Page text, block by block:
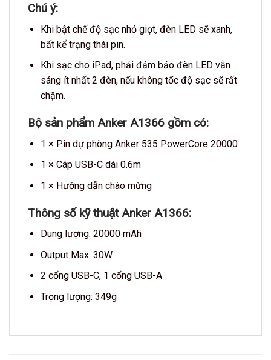
Chú ý:
Khi bật chế độ sạc nhỏ giọt, đèn LED sẽ xanh,
bất kể trạng thái pin.
Khi sạc cho iPad, phải đảm bảo đèn LED vẫn
sáng ít nhất 2 đèn, nếu không tốc độ sạc sẽ rất
chậm.
Bộ sản phẩm Anker A1366 gồm có:
1 × Pin dự phòng Anker 535 PowerCore 20000
1 × Cáp USB-C dài 0.6m
1 × Hướng dẫn chào mừng
Thông số kỹ thuật Anker A1366:
Dung lượng: 20000 mAh
Output Max: 30W
2 cổng USB-C, 1 cổng USB-A
Trọng lượng: 349g